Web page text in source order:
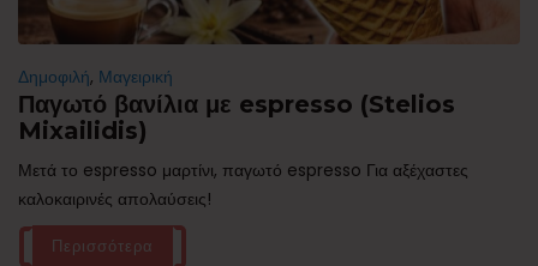
Δημοφιλή, Μαγειρική
Παγωτό βανίλια με espresso (Stelios
Mixailidis)
Μετά το espresso μαρτίνι, παγωτό espresso Για αξέχαστες
καλοκαιρινές απολαύσεις!
Περισσότερα